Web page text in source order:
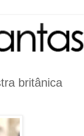
britânica